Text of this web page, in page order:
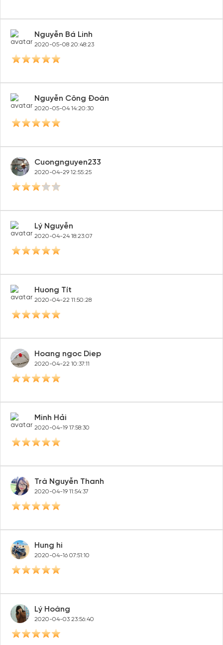
Nguyễn Bá Linh
2020-05-08 20:48:23
Nguyễn Công Đoàn
2020-05-04 14:20:30
Cuongnguyen233
2020-04-29 12:55:25
Lý Nguyễn
2020-04-24 18:23:07
Huong Tít
2020-04-22 11:50:28
Hoang ngoc Diep
2020-04-22 10:37:11
Minh Hải
2020-04-19 17:58:30
Trà Nguyễn Thanh
2020-04-19 11:54:37
Hung hi
2020-04-16 07:51:10
Lý Hoàng
2020-04-03 23:56:40